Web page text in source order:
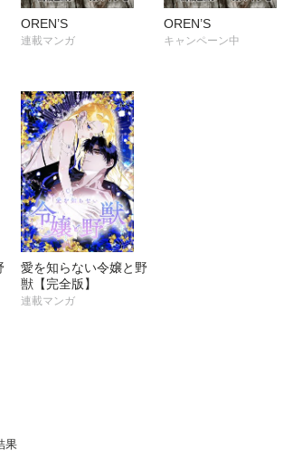
OREN’S
連載マンガ
OREN’S
キャンペーン中
愛を知らない令嬢と野
獣【完全版】
連載マンガ
果